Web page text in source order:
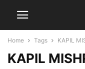
Home Tags KAPIL
KAPIL